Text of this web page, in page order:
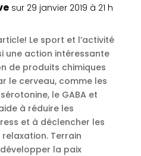
sur 29 janvier 2019 à 21 h
Le sport et l’activité
une action intéressante
de produits chimiques
le cerveau, comme les
le GABA et
à réduire les
et à déclencher les
Terrain
la paix